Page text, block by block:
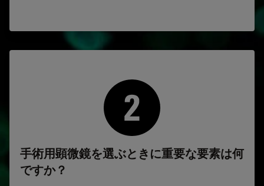
手術用顕微鏡を選ぶときに重要な要素は何
ですか？